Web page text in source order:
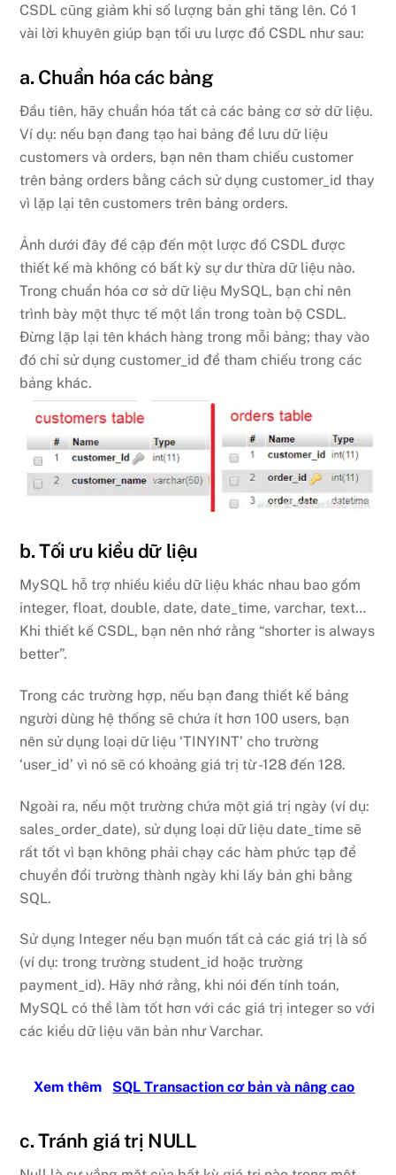
CSDL cũng giảm khi số lượng bản ghi tăng lên. Có 1
vài lời khuyên giúp bạn tối ưu lược đồ CSDL như sau:
a. Chuẩn hóa các bảng
Đầu tiên, hãy chuẩn hóa tất cả các bảng cơ sở dữ liệu.
Ví dụ: nếu bạn đang tạo hai bảng để lưu dữ liệu
customers và orders, bạn nên tham chiếu customer
trên bảng orders bằng cách sử dụng customer_id thay
vì lặp lại tên customers trên bảng orders.
Ảnh dưới đây đề cập đến một lược đồ CSDL được
thiết kế mà không có bất kỳ sự dư thừa dữ liệu nào.
Trong chuẩn hóa cơ sở dữ liệu MySQL, bạn chỉ nên
trình bày một thực tế một lần trong toàn bộ CSDL.
Đừng lặp lại tên khách hàng trong mỗi bảng; thay vào
đó chỉ sử dụng customer_id để tham chiếu trong các
bảng khác.
b. Tối ưu kiểu dữ liệu
MySQL hỗ trợ nhiều kiểu dữ liệu khác nhau bao gồm
integer, float, double, date, date_time, varchar, text…
Khi thiết kế CSDL, bạn nên nhớ rằng “shorter is always
better”.
Trong các trường hợp, nếu bạn đang thiết kế bảng
người dùng hệ thống sẽ chứa ít hơn 100 users, bạn
nên sử dụng loại dữ liệu ‘TINYINT’ cho trường
‘user_id’ vì nó sẽ có khoảng giá trị từ -128 đến 128.
Ngoài ra, nếu một trường chứa một giá trị ngày (ví dụ:
sales_order_date), sử dụng loại dữ liệu date_time sẽ
rất tốt vì bạn không phải chạy các hàm phức tạp để
chuyển đổi trường thành ngày khi lấy bản ghi bằng
SQL.
Sử dụng Integer nếu bạn muốn tất cả các giá trị là số
(ví dụ: trong trường student_id hoặc trường
payment_id). Hãy nhớ rằng, khi nói đến tính toán,
MySQL có thể làm tốt hơn với các giá trị integer so với
các kiểu dữ liệu văn bản như Varchar.
Xem thêm SQL Transaction cơ bản và nâng cao
c. Tránh giá trị NULL